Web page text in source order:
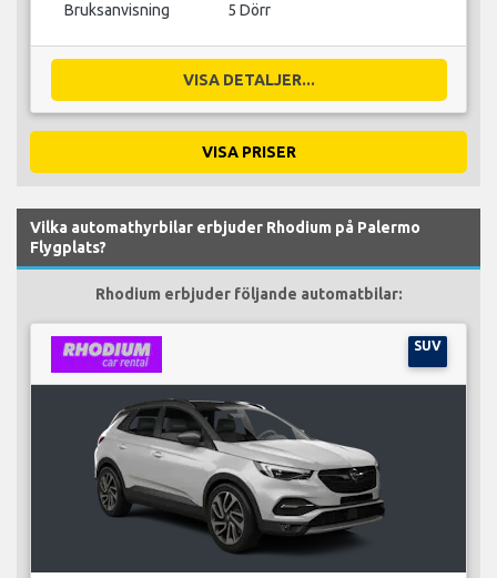
Bruksanvisning 5 Dörr
VISA DETALJER...
VISA PRISER
Vilka automathyrbilar erbjuder Rhodium på Palermo
Flygplats?
Rhodium erbjuder följande automatbilar:
SUV